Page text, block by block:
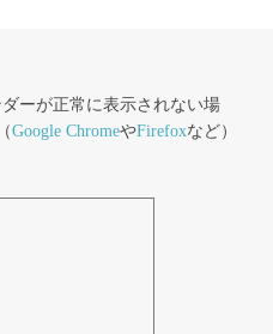
ーが正常に表示されない場
Google ChromeやFirefoxなど）